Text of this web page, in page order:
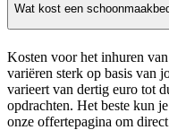
Wat kost een
Kosten voor het inhuren
variëren sterk op basis van
varieert van dertig euro tot
opdrachten. Het beste kun
onze offertepagina om